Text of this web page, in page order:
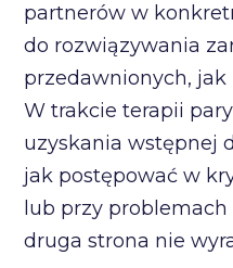
partnerów w
do rozwiązywania
przedawnionych,
W trakcie terapii
uzyskania wstępnej
jak postępować w
lub przy
druga strona nie